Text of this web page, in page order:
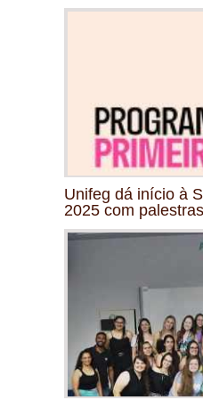
Unifeg dá início à
2025 com